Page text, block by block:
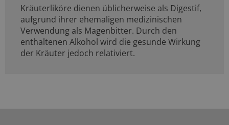
Kräuterliköre dienen üblicherweise als Digestif,
aufgrund ihrer ehemaligen medizinischen
Verwendung als Magenbitter. Durch den
enthaltenen Alkohol wird die gesunde Wirkung
der Kräuter jedoch relativiert.